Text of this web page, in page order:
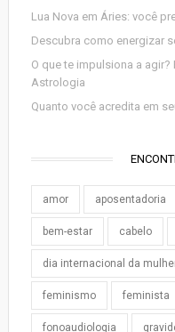
Lua Nova em Áries: você
Descubra como energizar
O que te impulsiona a
Astrologia
Quanto você acredita em
amor aposentadoria
bem-estar cabelo
dia internacional da
feminismo feminista
fonoaudiologia